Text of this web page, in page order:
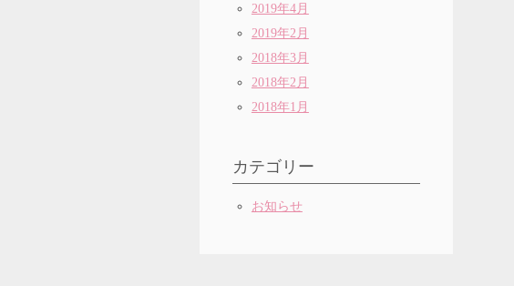
2019年4月
2019年2月
2018年3月
2018年2月
2018年1月
カテゴリー
お知らせ